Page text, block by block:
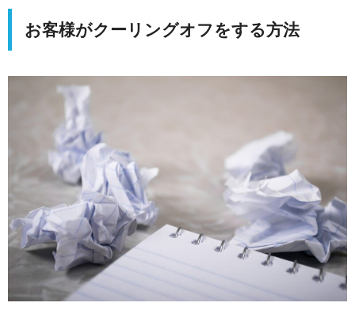
お客様がクーリングオフをする方法